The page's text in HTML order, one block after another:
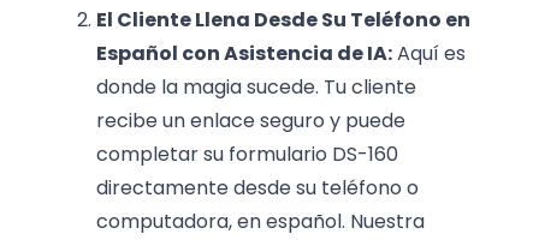
El Cliente Llena Desde Su Teléfono en
Español con Asistencia de IA:Aquí es
donde la magia sucede. Tu cliente
recibe un enlace seguro y puede
completar su formulario DS-160
directamente desde su teléfono o
computadora, en español. Nuestra